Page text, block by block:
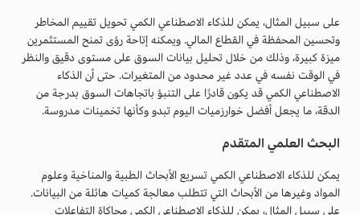
على سبيل المثال، يمكن للذكاء الاصطناعي الكمي تحويل تقييم المخاطر
وتحسين المحفظة في القطاع المالي. ويمكنه إتاحة رؤى تمنح المستثمرين
ميزة كبيرة، وذلك من خلال تحليل بيانات السوق على مستوى دقيق والنظر
في الوقت نفسه في عدد غير محدود من المتغيرات. حتى أن الذكاء
الاصطناعي الكمي قد يكون قادرًا على التنبؤ باتجاهات السوق بدرجة من
الدقة، ما يجعل أفضل خوارزميات اليوم تبدو وكأنها تخمينات مدروسة.
البحث العلمي المتقدم
يمكن للذكاء الاصطناعي الكمي تسريع الأبحاث الطبية والمناخية وعلوم
المواد وغيرها من الأبحاث التي تتطلب معالجة كميات هائلة من البيانات.
على سبيل المثال، يمكن للذكاء الاصطناعي الكمي محاكاة التفاعلات